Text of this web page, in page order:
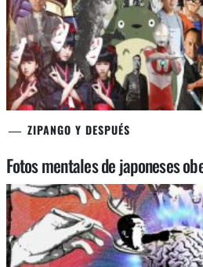
ZIPANGO Y DESPUÉS
Fotos mentales de japoneses